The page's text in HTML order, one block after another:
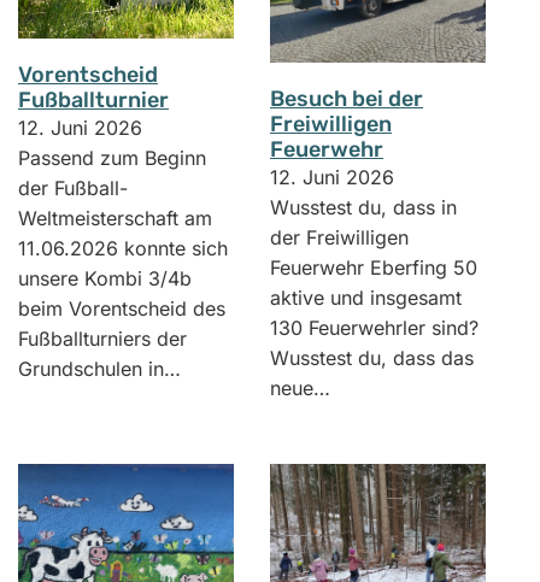
Vorentscheid
Fußballturnier
12. Juni 2026
Passend zum Beginn
der Fußball-
Weltmeisterschaft am
11.06.2026 konnte sich
unsere Kombi 3/4b
beim Vorentscheid des
Fußballturniers der
Grundschulen in…
Besuch bei der
Freiwilligen
Feuerwehr
12. Juni 2026
Wusstest du, dass in
der Freiwilligen
Feuerwehr Eberfing 50
aktive und insgesamt
130 Feuerwehrler sind?
Wusstest du, dass das
neue…